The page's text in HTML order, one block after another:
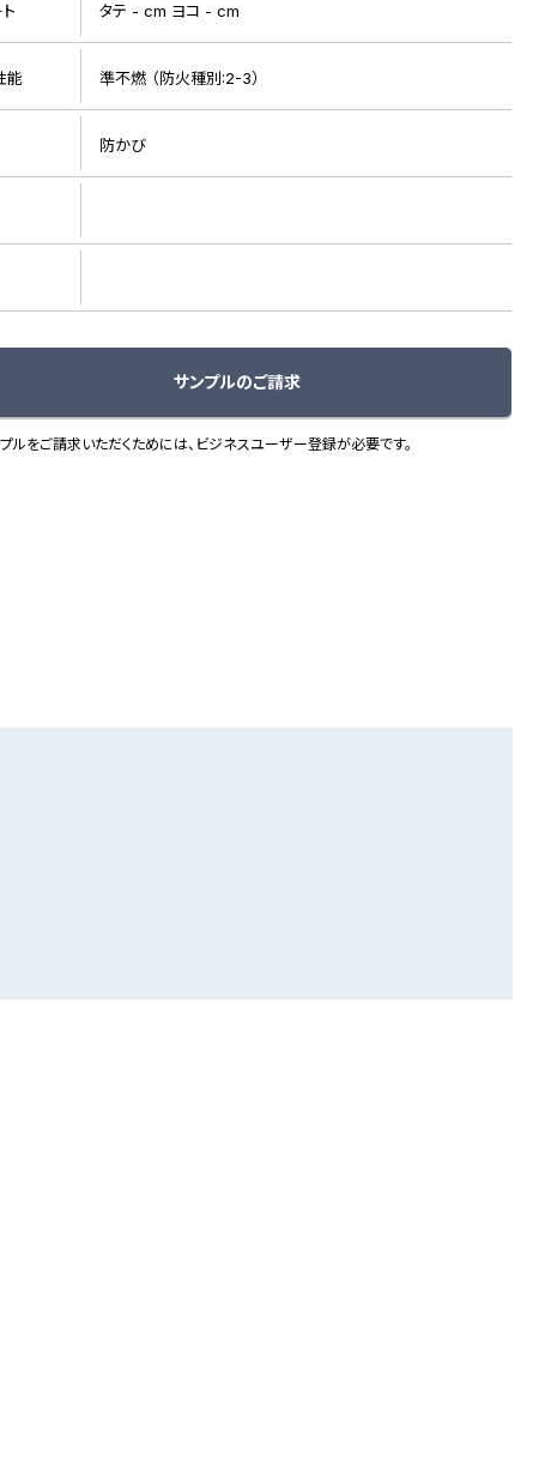
タテ - cm ヨコ - cm
能 準不燃 （防火種別:2-3）
防かび
サンプルのご請求
ルをご請求いただくためには、ビジネスユーザー登録が必要です。